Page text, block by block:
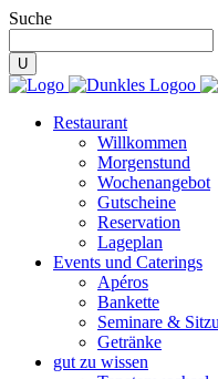
Suche
Restaurant
Willkommen
Morgenstund
Wochenangebot
Gutscheine
Reservation
Lageplan
Events und Caterings
Apéros
Bankette
Seminare &
Getränke
gut zu wissen